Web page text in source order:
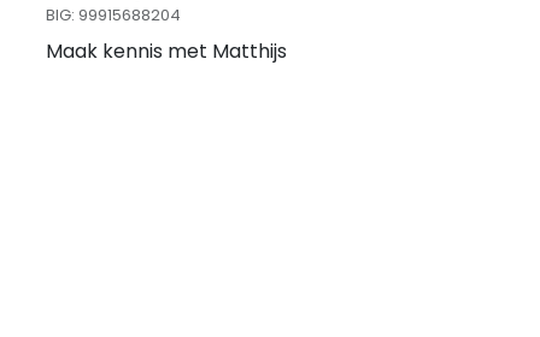
BIG: 99915688204
Maak kennis met Matthijs